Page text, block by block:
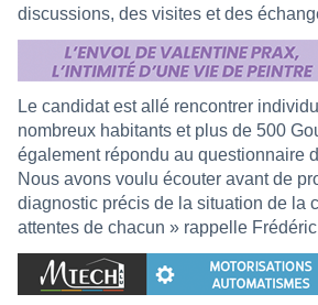
discussions, des visites et des
Le candidat est allé rencontrer
nombreux habitants et plus de 500
également répondu au questionnaire
Nous avons voulu écouter avant de
diagnostic précis de la situation de la
attentes de chacun » rappelle